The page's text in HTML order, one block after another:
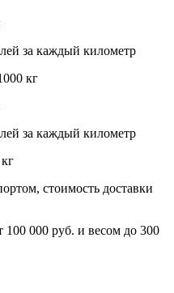
за каждый километр
кг
за каждый километр
стоимость доставки
100 000 руб. и весом до 300